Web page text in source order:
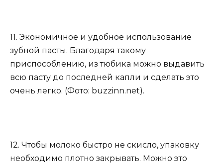
11. Экономичное и удобное использование
зубной пасты. Благодаря такому
приспособлению, из тюбика можно выдавить
всю пасту до последней капли и сделать это
очень легко. (Фото: buzzinn.net).
12. Чтобы молоко быстро не скисло, упаковку
необходимо плотно закрывать. Можно это